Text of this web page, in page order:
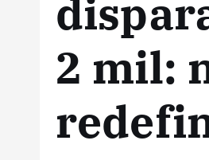
2 mil: